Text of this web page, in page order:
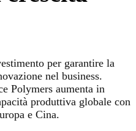
per garantire la
nel business.
Polymers aumenta in
produttiva globale con
e Cina.